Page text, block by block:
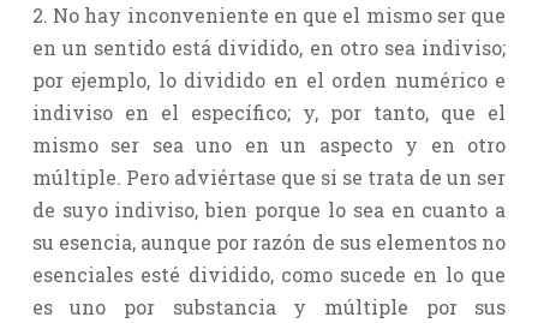
2. No hay inconveniente en que el mismo ser que
en un sentido está dividido, en otro sea indiviso;
por ejemplo, lo dividido en el orden numérico e
indiviso en el específico; y, por tanto, que el
mismo ser sea uno en un aspecto y en otro
múltiple. Pero adviértase que si se trata de un ser
de suyo indiviso, bien porque lo sea en cuanto a
su esencia, aunque por razón de sus elementos no
esenciales esté dividido, como sucede en lo que
es uno por substancia y múltiple por sus